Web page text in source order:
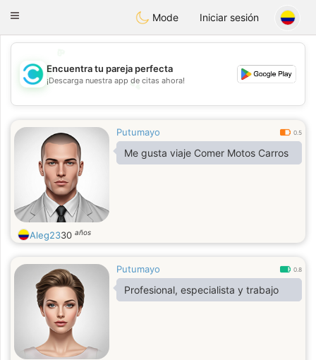
olombiaCitas
Toggle
Mode Iniciar sesión
💖
💕
💖
💕
Encuentra tu pareja perfecta
¡Descarga nuestra app de citas ahora!
Putumayo 0.5
Me gusta viaje Comer Motos Carros
Aleg2330 años
Putumayo 0.8
Profesional, especialista y trabajo